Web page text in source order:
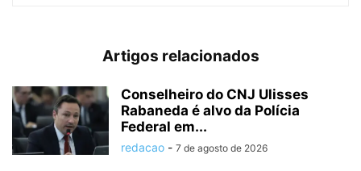
Artigos relacionados
Conselheiro do CNJ Ulisses
Rabaneda é alvo da Polícia
Federal em...
redacao - 7 de agosto de 2026